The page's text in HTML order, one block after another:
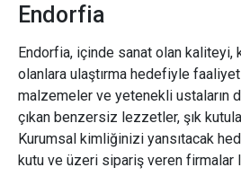
Endorfia
Endorfia, içinde sanat olan kaliteyi,
olanlara ulaştırma hedefiyle
malzemeler ve yetenekli ustaların
çıkan benzersiz lezzetler, şık
Kurumsal kimliğinizi yansıtacak
kutu ve üzeri sipariş veren firmalar